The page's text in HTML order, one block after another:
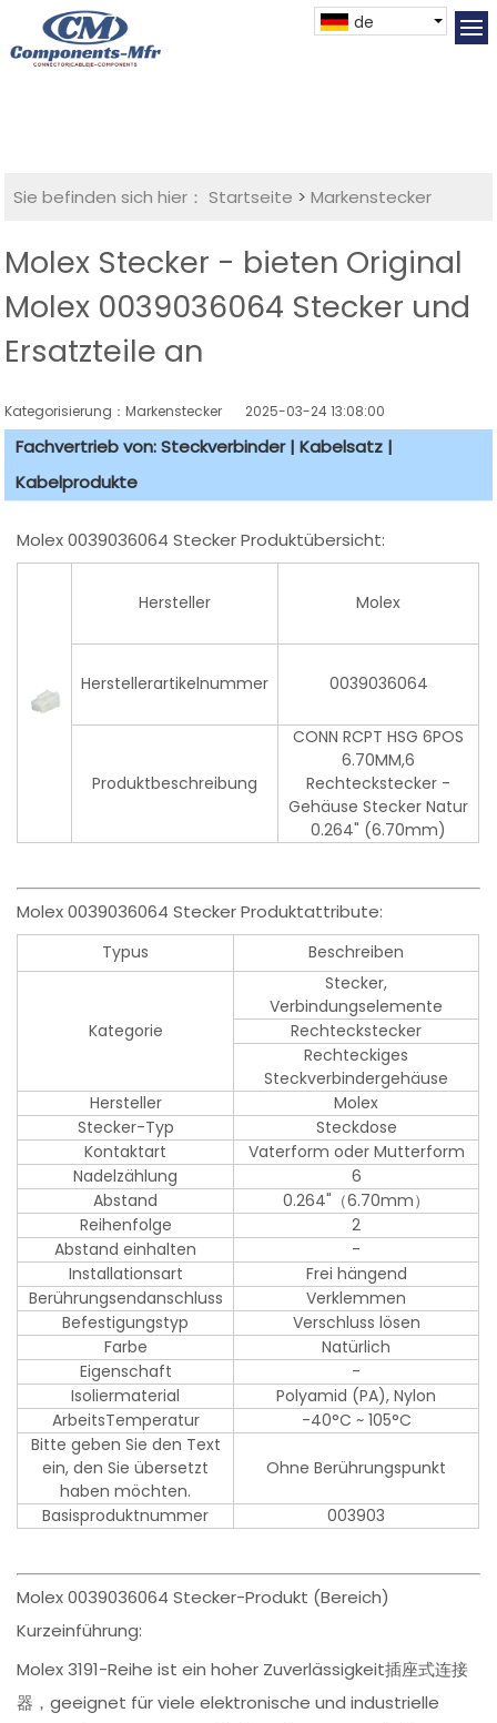
de
Sie befinden sich hier： Startseite >Markenstecker
Molex Stecker - bieten Original
Molex 0039036064 Stecker und
Ersatzteile an
Kategorisierung：Markenstecker 2025-03-24 13:08:00
Fachvertrieb von: Steckverbinder | Kabelsatz |
Kabelprodukte
Molex 0039036064 Stecker Produktübersicht:
Hersteller Molex
Herstellerartikelnummer 0039036064
Produktbeschreibung
CONN RCPT HSG 6POS
6.70MM,6
Rechteckstecker -
Gehäuse Stecker Natur
0.264" (6.70mm)
Molex 0039036064 Stecker Produktattribute:
Typus Beschreiben
Kategorie
Stecker,
Verbindungselemente
Rechteckstecker
Rechteckiges
Steckverbindergehäuse
Hersteller
Molex
Stecker-Typ
Steckdose
Kontaktart
Vaterform oder Mutterform
Nadelzählung
6
Abstand
0.264"（6.70mm）
Reihenfolge
2
Abstand einhalten
-
Installationsart
Frei hängend
Berührungsendanschluss
Verklemmen
Befestigungstyp
Verschluss lösen
Farbe
Natürlich
Eigenschaft
-
Isoliermaterial
Polyamid (PA), Nylon
ArbeitsTemperatur
-40°C ~ 105°C
Bitte geben Sie den Text
ein, den Sie übersetzt
haben möchten.
Ohne Berührungspunkt
Basisproduktnummer 003903
Molex 0039036064 Stecker-Produkt (Bereich)
Kurzeinführung:
Molex 3191-Reihe ist ein hoher Zuverlässigkeit插座式连接
器，geeignet für viele elektronische und industrielle